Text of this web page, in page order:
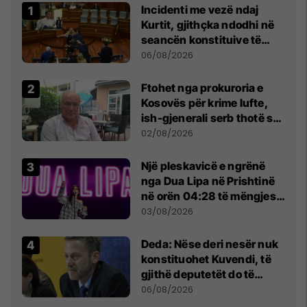
Incidenti me vezë ndaj
Kurtit, gjithçka ndodhi në
seancën konstituive të
Kuvendit
06/08/2026
Ftohet nga prokuroria e
Kosovës për krime lufte,
ish-gjenerali serb thotë se
dikush e tradhtoi në
02/08/2026
Një pleskavicë e ngrënë
nga Dua Lipa në Prishtinë
në orën 04:28 të mëngjesit
- dhe bota digjitale serbe
03/08/2026
Deda: Nëse deri nesër nuk
konstituohet Kuvendi, të
gjithë deputetët do të
bëjnë shkelje të rëndë
06/08/2026